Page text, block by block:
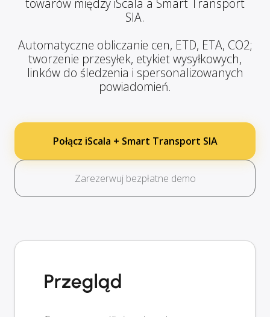
towarów między iScala a Smart Transport
SIA.
Automatyczne obliczanie cen, ETD, ETA, CO2;
tworzenie przesyłek, etykiet wysyłkowych,
linków do śledzenia i spersonalizowanych
powiadomień.
Połącz iScala + Smart Transport SIA
Zarezerwuj bezpłatne demo
Przegląd